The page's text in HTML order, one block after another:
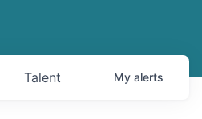
Talent My alerts